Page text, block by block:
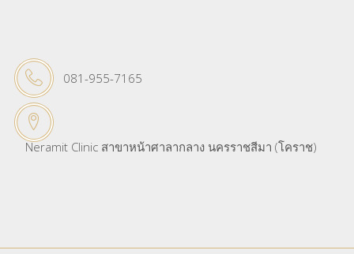
081-955-7165
Neramit Clinic สาขาหน้าศาลากลาง นครราชสีมา (โคราช)